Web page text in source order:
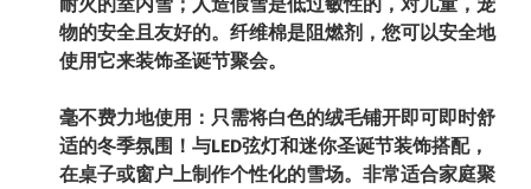
物的安全且友好的。纤维棉是阻燃剂，您可以安全地
使用它来装饰圣诞节聚会。
毫不费力地使用：只需将白色的绒毛铺开即可即时舒
适的冬季氛围！与LED弦灯和迷你圣诞节装饰搭配，
在桌子或窗户上制作个性化的雪场。非常适合家庭聚